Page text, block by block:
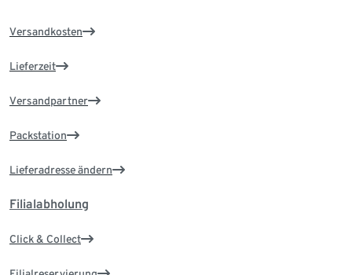
Versandkosten
Lieferzeit
Versandpartner
Packstation
Lieferadresse ändern
Filialabholung
Click & Collect